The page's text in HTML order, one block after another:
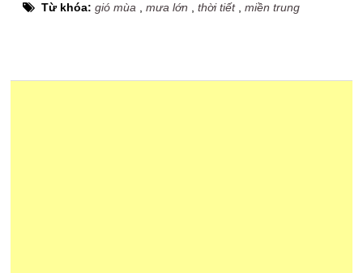
Từ khóa:gió mùa ,mưa lớn ,thời tiết,miền trung